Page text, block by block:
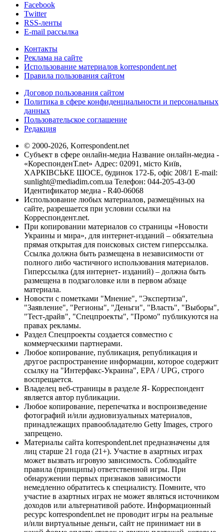
Facebook
Twitter
RSS-ленты
E-mail рассылка
Контакты
Реклама на сайте
Использование материалов korrespondent.net
Правила пользования сайтом
Договор пользования сайтом
Политика в сфере конфиденциальности и персональных
данных
Пользовательское соглашение
Редакция
© 2000-2026, Korrespondent.net
Субъект в сфере онлайн-медиа Название онлайн-медиа -
«КореспонденТ.net» Адрес: 02091, місто Київ,
ХАРКІВСЬКЕ ШОСЕ, будинок 172-Б, офіс 208/1 E-mail:
sunlight@mediadim.com.ua Телефон: 044-205-43-00
Идентификатор медиа - R40-06068
Использование любых материалов, размещённых на
сайте, разрешается при условии ссылки на
Корреспондент.net.
При копировании материалов со страницы «Новости
Украины и мира», для интернет-изданий – обязательна
прямая открытая для поисковых систем гиперссылка.
Ссылка должна быть размещена в независимости от
полного либо частичного использования материалов.
Гиперссылка (для интернет- изданий) – должна быть
размещена в подзаголовке или в первом абзаце
материала.
Новости с пометками "Мнение", "Экспертиза",
"Заявление", "Регионы", "Деньги", "Власть", "Выборы",
"Тест-драйв", "Спецпроекты", "Промо" публикуются на
правах рекламы.
Раздел Спецпроекты создается совместно с
коммерческими партнерами.
Любое копирование, публикация, републикация и
другое распространение информации, которое содержит
ссылку на "Интерфакс-Украина", EPA / UPG, строго
воспрещается.
Владелец веб-страницы в разделе Я- Корреспондент
является автор публикации.
Любое копирование, перепечатка и воспроизведение
фотографий и/или аудиовизуальных материалов,
принадлежащих правообладателю Getty Images, строго
запрещено.
Материалы сайта korrespondent.net предназначены для
лиц старше 21 года (21+). Участие в азартных играх
может вызвать игровую зависимость. Соблюдайте
правила (принципы) ответственной игры. При
обнаружении первых признаков зависимости
немедленно обратитесь к специалисту. Помните, что
участие в азартных играх не может являться источником
доходов или альтернативой работе. Информационный
ресурс korrespondent.net не проводит игры на реальные
и/или виртуальные деньги, сайт не принимает ни в